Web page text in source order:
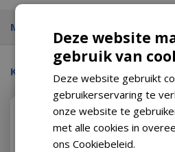
Merk
Kijk ook eens naar:
Deze website
gebruik van
Deze website gebruikt
gebruikerservaring te
onze website te
met alle cookies in
ons Cookiebeleid.